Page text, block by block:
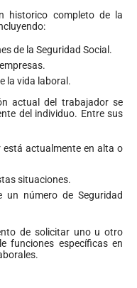
historico completo de la
de la Seguridad Social.
la vida laboral.
actual del trabajador se
del individuo. Entre sus
actualmente en alta o
situaciones.
un número de Seguridad
de solicitar uno u otro
funciones específicas en